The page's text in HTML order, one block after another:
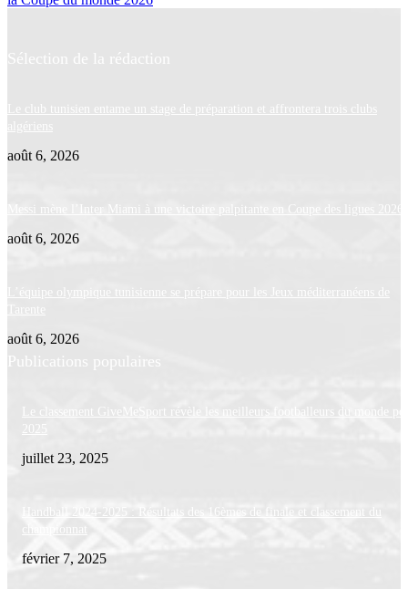
Sélection de la rédaction
Le club tunisien entame un stage de préparation et affrontera trois clubs
algériens
août 6, 2026
Messi mène l’Inter Miami à une victoire palpitante en Coupe des ligues 2026
août 6, 2026
L’équipe olympique tunisienne se prépare pour les Jeux méditerranéens de
Tarente
août 6, 2026
Publications populaires
Le classement GiveMeSport révèle les meilleurs footballeurs du monde
juillet 23, 2025
Handball 2024-2025 : Résultats des 16èmes de finale et classement du
championnat
février 7, 2025